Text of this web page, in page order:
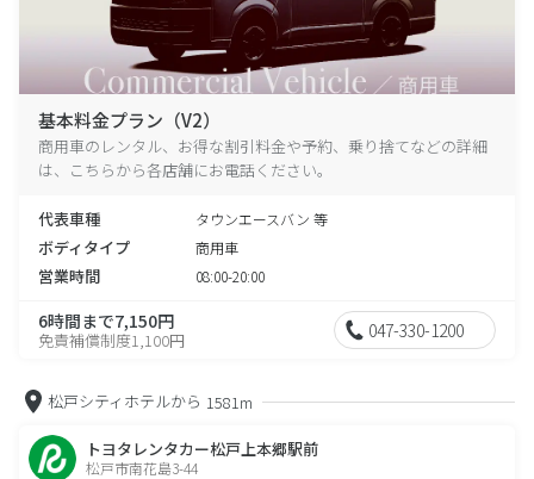
基本料金プラン（V2）
商用車のレンタル、お得な割引料金や予約、乗り捨てなどの詳細
は、こちらから各店舗にお電話ください。
代表車種 タウンエースバン 等
ボディタイプ 商用車
営業時間 08:00-20:00
6時間まで7,150円
免責補償制度1,100円 047-330-1200
松戸シティホテルから 1581m
トヨタレンタカー松戸上本郷駅前
松戸市南花島3-44